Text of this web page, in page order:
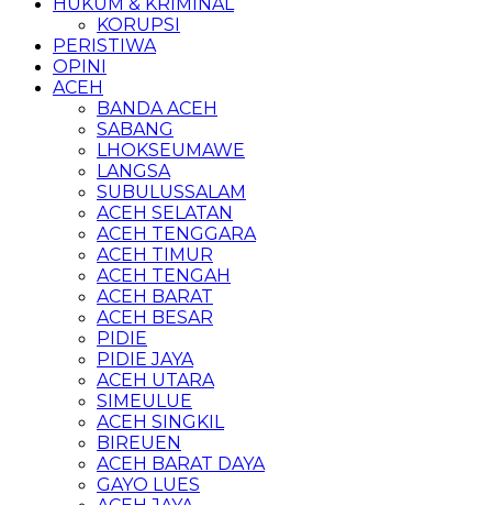
KORUPSI
PERISTIWA
OPINI
ACEH
BANDA ACEH
SABANG
LHOKSEUMAWE
LANGSA
SUBULUSSALAM
ACEH SELATAN
ACEH TENGGARA
ACEH TIMUR
ACEH TENGAH
ACEH BARAT
ACEH BESAR
PIDIE
PIDIE JAYA
ACEH UTARA
SIMEULUE
ACEH SINGKIL
BIREUEN
ACEH BARAT DAYA
GAYO LUES